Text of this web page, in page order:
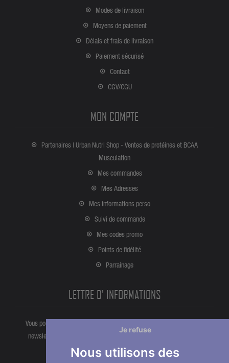
Nous utilisons des
Je refuse
Modes de livraison
Moyens de paiement
Délais et frais de livraison
Paiement sécurisé
Contact
CGV/CGU
MON COMPTE
Partenaires | Urban Nutri Shop - Ventes de protéines et BCAA
Musculation
Mes commandes
Mes Adresses
Mes informations perso
Suivi de commande
Mes codes promo
Points de fidélité
Parrainage
LETTRE D' INFORMATIONS
Vous pouvez vous désinscrire à tout moment directement partir de la
newsletter. Ou bien à partir de nos informations de contact dans les
conditions d'utlisation du site.